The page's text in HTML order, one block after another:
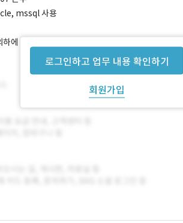
로그인하고 업무 내용 확인하기
회원가입
mssql 사용
에 휴가 가능